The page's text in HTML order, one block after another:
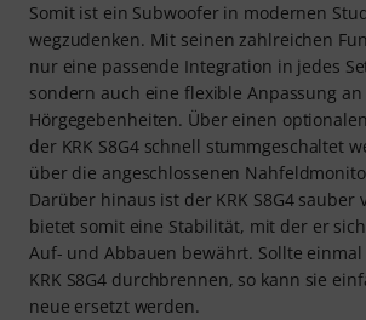
Somit ist ein Subwoofer in modernen
wegzudenken. Mit seinen zahlreichen
nur eine passende Integration in jedes
sondern auch eine flexible Anpassung an
Hörgegebenheiten. Über einen
der KRK S8G4 schnell stummgeschaltet
über die angeschlossenen
Darüber hinaus ist der KRK S8G4 sauber
bietet somit eine Stabilität, mit der er
Auf- und Abbauen bewährt. Sollte
KRK S8G4 durchbrennen, so kann sie
neue ersetzt werden.